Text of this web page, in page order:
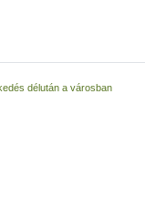
délután a városban